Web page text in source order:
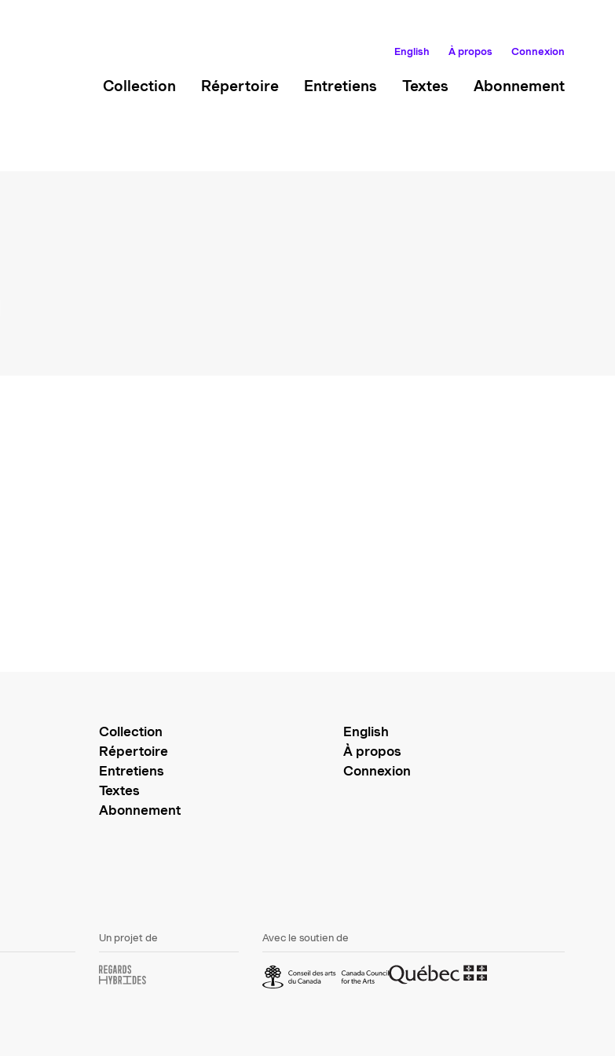
English À propos Connexion
Collection Répertoire Entretiens Textes Abonnement
Collection
Répertoire
Entretiens
Textes
Abonnement
English
À propos
Connexion
Un projet de Avec le soutien de